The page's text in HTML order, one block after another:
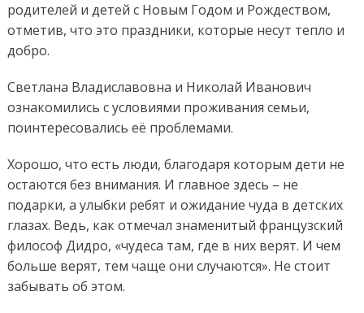
родителей и детей с Новым Годом и Рождеством,
отметив, что это праздники, которые несут тепло и
добро.
Светлана Владиславовна и Николай Иванович
ознакомились с условиями проживания семьи,
поинтересовались её проблемами.
Хорошо, что есть люди, благодаря которым дети не
остаются без внимания. И главное здесь – не
подарки, а улыбки ребят и ожидание чуда в детских
глазах. Ведь, как отмечал знаменитый французский
философ Дидро, «чудеса там, где в них верят. И чем
больше верят, тем чаще они случаются». Не стоит
забывать об этом.